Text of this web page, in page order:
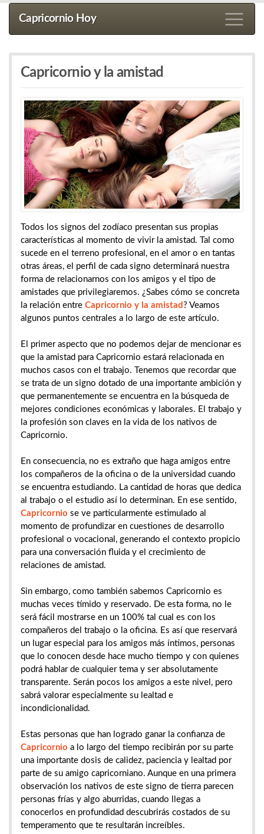
Capricornio Hoy
Capricornio y la amistad
Todos los signos del zodíaco presentan sus propias
características al momento de vivir la amistad. Tal como
sucede en el terreno profesional, en el amor o en tantas
otras áreas, el perfil de cada signo determinará nuestra
forma de relacionarnos con los amigos y el tipo de
amistades que privilegiaremos. ¿Sabes cómo se concreta
la relación entre Capricornio y la amistad ? Veamos
algunos puntos centrales a lo largo de este artículo.
El primer aspecto que no podemos dejar de mencionar es
que la amistad para Capricornio estará relacionada en
muchos casos con el trabajo. Tenemos que recordar que
se trata de un signo dotado de una importante ambición y
que permanentemente se encuentra en la búsqueda de
mejores condiciones económicas y laborales. El trabajo y
la profesión son claves en la vida de los nativos de
Capricornio.
En consecuencia, no es extraño que haga amigos entre
los compañeros de la oficina o de la universidad cuando
se encuentra estudiando. La cantidad de horas que dedica
al trabajo o el estudio así lo determinan. En ese sentido,
Capricornio se ve particularmente estimulado al
momento de profundizar en cuestiones de desarrollo
profesional o vocacional, generando el contexto propicio
para una conversación fluida y el crecimiento de
relaciones de amistad.
Sin embargo, como también sabemos Capricornio es
muchas veces tímido y reservado. De esta forma, no le
será fácil mostrarse en un 100% tal cual es con los
compañeros del trabajo o la oficina. Es así que reservará
un lugar especial para los amigos más íntimos, personas
que lo conocen desde hace mucho tiempo y con quienes
podrá hablar de cualquier tema y ser absolutamente
transparente. Serán pocos los amigos a este nivel, pero
sabrá valorar especialmente su lealtad e
incondicionalidad.
Estas personas que han logrado ganar la confianza de
Capricornio a lo largo del tiempo recibirán por su parte
una importante dosis de calidez, paciencia y lealtad por
parte de su amigo capricorniano. Aunque en una primera
observación los nativos de este signo de tierra parecen
personas frías y algo aburridas, cuando llegas a
conocerlos en profundidad descubrirás costados de su
temperamento que te resultarán increíbles.